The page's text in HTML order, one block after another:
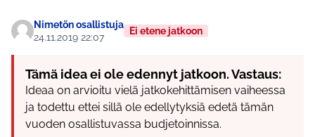
Nimetön osallistuja
24.11.2019 22:07
Ei etene jatkoon
Tämä idea ei ole edennyt jatkoon. Vastaus:
Ideaa on arvioitu vielä jatkokehittämisen vaiheessa
ja todettu ettei sillä ole edellytyksiä edetä tämän
vuoden osallistuvassa budjetoinnissa.